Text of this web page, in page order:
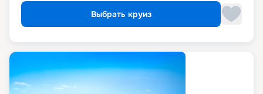
Выбрать круиз